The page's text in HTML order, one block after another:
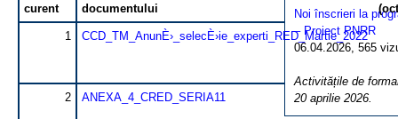
Noi înscrieri la
– Proiect PNRR
06.04.2026, 565
Activitățile de
20 aprilie 2026.
curent
documentului
1 CCD_TM_AnunÈ›_selecÈ›ie_experti_RED_Martie_2022
2 ANEXA_4_CRED_SERIA11